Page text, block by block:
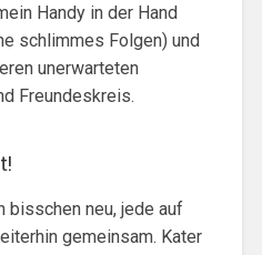
Handy in der Hand
schlimmes Folgen) und
unerwarteten
Freundeskreis.
bisschen neu, jede auf
gemeinsam. Kater